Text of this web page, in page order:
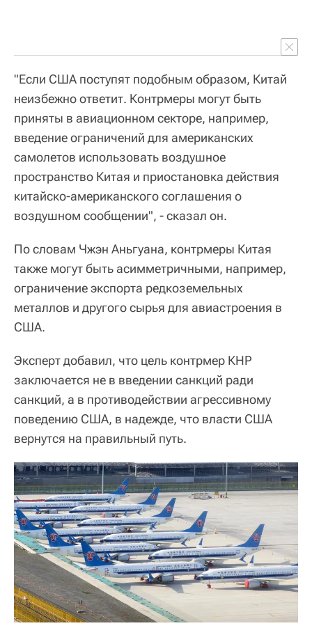
"Если США поступят подобным образом, Китай
неизбежно ответит. Контрмеры могут быть
приняты в авиационном секторе, например,
введение ограничений для американских
самолетов использовать воздушное
пространство Китая и приостановка действия
китайско-американского соглашения о
воздушном сообщении", - сказал он.
По словам Чжэн Аньгуана, контрмеры Китая
также могут быть асимметричными, например,
ограничение экспорта редкоземельных
металлов и другого сырья для авиастроения в
США.
Эксперт добавил, что цель контрмер КНР
заключается не в введении санкций ради
санкций, а в противодействии агрессивному
поведению США, в надежде, что власти США
вернутся на правильный путь.